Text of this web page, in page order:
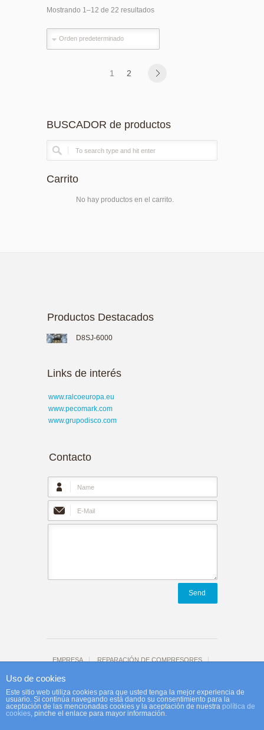
Mostrando 1–12 de 22 resultados
1 2
BUSCADOR de productos
Carrito
No hay productos en el carrito.
Productos Destacados
D8SJ-6000
Links de interés
www.ralcoeuropa.eu
www.pecomark.com
www.grupodisco.com
Contacto
Send
EMPRESA
REPARACIÓN DE COMPRESORES
Uso de cookies
Este sitio web utiliza cookies para que usted tenga la mejor experiencia de
usuario. Si continúa navegando está dando su consentimiento para la
aceptación de las mencionadas cookies y la aceptación de nuestra política de
cookies, pinche el enlace para mayor información.